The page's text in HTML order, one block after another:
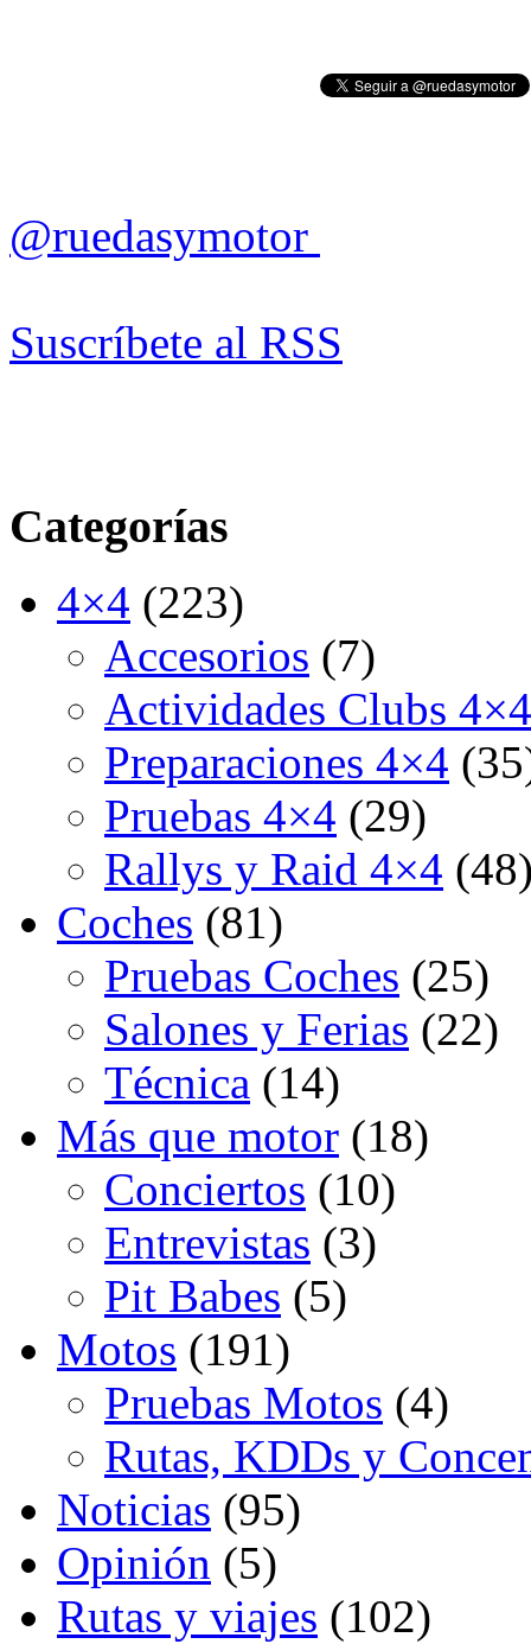
@ruedasymotor
Suscríbete al RSS
Categorías
4×4 (223)
Accesorios (7)
Actividades Clubs 4×4
Preparaciones 4×4
Pruebas 4×4 (29)
Rallys y Raid 4×4
Coches (81)
Pruebas Coches (25)
Salones y Ferias (22)
Técnica (14)
Más que motor (18)
Conciertos (10)
Entrevistas (3)
Pit Babes (5)
Motos (191)
Pruebas Motos (4)
Rutas, KDDs y
Noticias (95)
Opinión (5)
Rutas y viajes (102)